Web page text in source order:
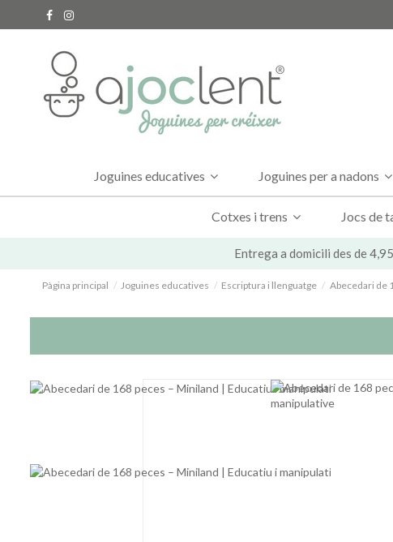
Joguines educatives Joguines per a nadons
Cotxes i trens Jocs de
Entrega a domicili des de
Pàgina principal Joguines educatives Escriptura i llenguatge Abecedari de